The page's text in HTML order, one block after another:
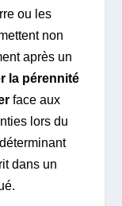
ou les
non
après un
la pérennité
face aux
lors du
dans un